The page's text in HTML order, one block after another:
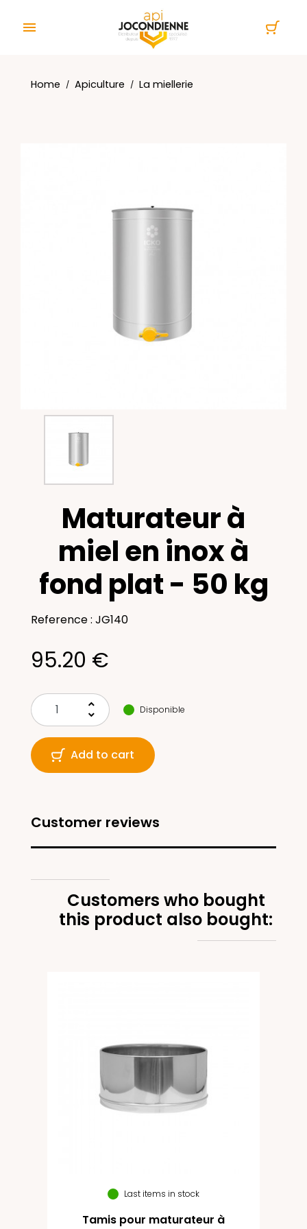

Home Apiculture La miellerie
Maturateur à
miel en inox à
fond plat - 50 kg
Reference : JG140
95.20 €
keyboard_arrow_up
keyboard_arrow_down
Disponible
Add to cart
Customer reviews
Customers who bought
this product also bought:
Last items in stock
Tamis pour maturateur à